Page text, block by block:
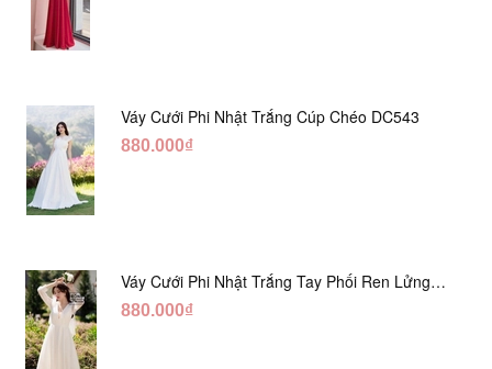
Váy Cưới Phi Nhật Trắng Cúp Chéo DC543
880.000₫
Váy Cưới Phi Nhật Trắng Tay Phối Ren Lửng
DC554
880.000₫